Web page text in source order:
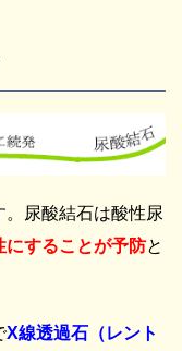
。尿酸結石は酸性尿
にすることが予防と
X線透過石（レント